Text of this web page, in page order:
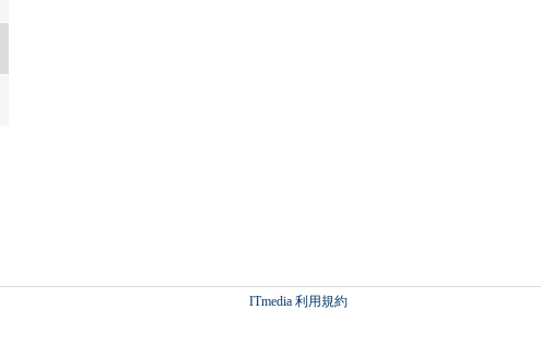
ITmedia 利用規約